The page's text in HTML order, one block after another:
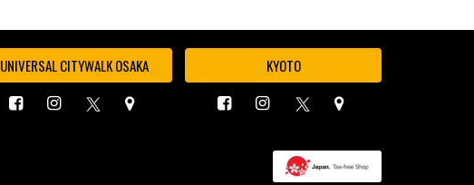
UNIVERSAL CITYWALK OSAKA KYOTO